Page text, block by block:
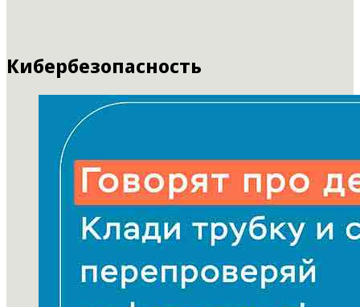
Кибербезопасность